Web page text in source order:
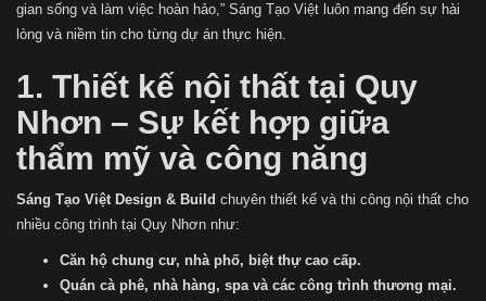
gian sống và làm việc hoàn hảo,” Sáng Tạo Việt luôn mang đến sự hài
lòng và niềm tin cho từng dự án thực hiện.
1. Thiết kế nội thất tại Quy
Nhơn – Sự kết hợp giữa
thẩm mỹ và công năng
Sáng Tạo Việt Design & Build chuyên thiết kế và thi công nội thất cho
nhiều công trình tại Quy Nhơn như:
Căn hộ chung cư, nhà phố, biệt thự cao cấp.
Quán cà phê, nhà hàng, spa và các công trình thương mại.